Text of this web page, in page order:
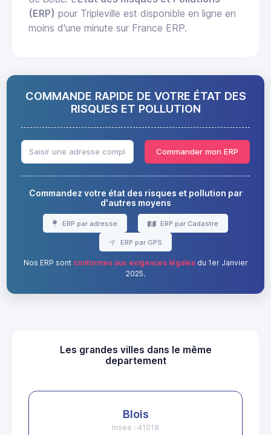
(ERP) pour Tripleville est disponible en ligne en
moins d'une minute sur France ERP.
COMMANDE RAPIDE DE VOTRE ÉTAT DES
RISQUES ET POLLUTION
Commander mon ERP
Commandez votre état des risques et pollution par
d'autres moyens
ERP par adresse ERP par Cadastre
ERP par GPS
Nos ERP sont conformes aux exigences légalesdu 1er Janvier
2025.
Les grandes villes dans le même
departement
Blois
Insee : 41018